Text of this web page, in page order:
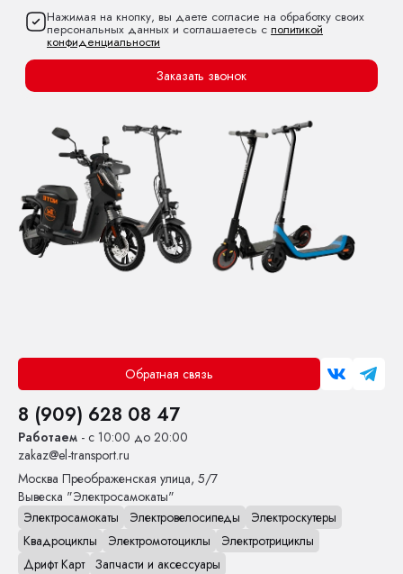
Нажимая на кнопку, вы даете согласие на обработку своих
персональных данных и соглашаетесь с политикой
конфиденциальности
Заказать звонок
Обратная связь
8 (909) 628 08 47
Работаем - с 10:00 до 20:00
zakaz@el-transport.ru
Москва Преображенская улица, 5/7
Вывеска "Электросамокаты"
Электросамокаты
Электровелосипеды
Электроскутеры
Квадроциклы
Электромотоциклы
Электротрициклы
Дрифт Карт Запчасти и аксессуары